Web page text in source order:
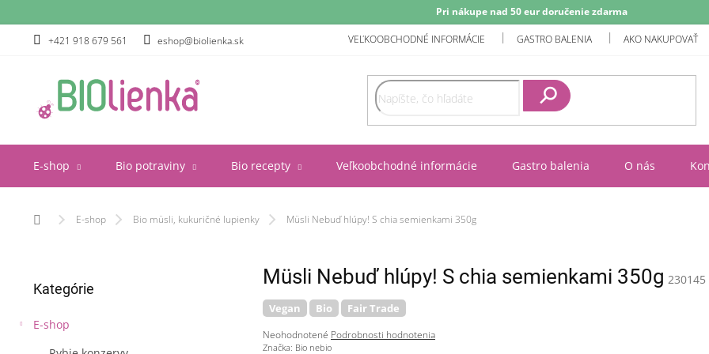
na
Pri nákupe nad 50 eur doručenie zdarma
+421 918 679 561 eshop@biolienka.sk VEĽKOOBCHODNÉ INFORMÁCIE GASTRO BALENIA AKO NAKUPOVAŤ
E-shop Bio potraviny Bio recepty Veľkoobchodné informácie Gastro balenia O nás
DomovE-shop Bio müsli, kukuričné lupienky Müsli Nebuď hlúpy! S chia semienkami 350g
č
ý
kategórie
Kategórie
E-shop
Müsli Nebuď hlúpy! S chia semienkami 350g 230145
Vegan Bio Fair Trade
Priemerné
hodnotenie
Neohodnotené Podrobnosti hodnotenia
Značka: Bio nebio